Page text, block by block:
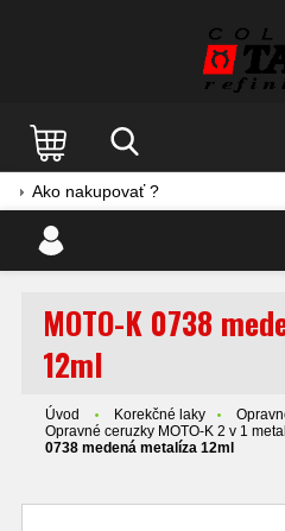
Ako nakupovať ?
MOTO-K 0738
12ml
Úvod Korekčné laky
Opravné ceruzky MOTO-K 2 v 1
0738 medená metalíza 12ml